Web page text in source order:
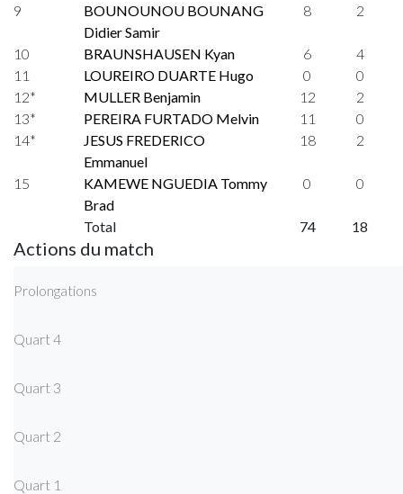
9
BOUNOUNOU BOUNANG
Didier Samir
8 2
10 BRAUNSHAUSEN Kyan 6
4
11
LOUREIRO DUARTE Hugo 0
0
12*
MULLER Benjamin 12
2
13*
PEREIRA FURTADO Melvin 11
0
14*
JESUS FREDERICO
Emmanuel
18 2
15
KAMEWE NGUEDIA Tommy
Brad
0 0
Total 74 18
Actions du match
Prolongations
Quart 4
Quart 3
Quart 2
Quart 1